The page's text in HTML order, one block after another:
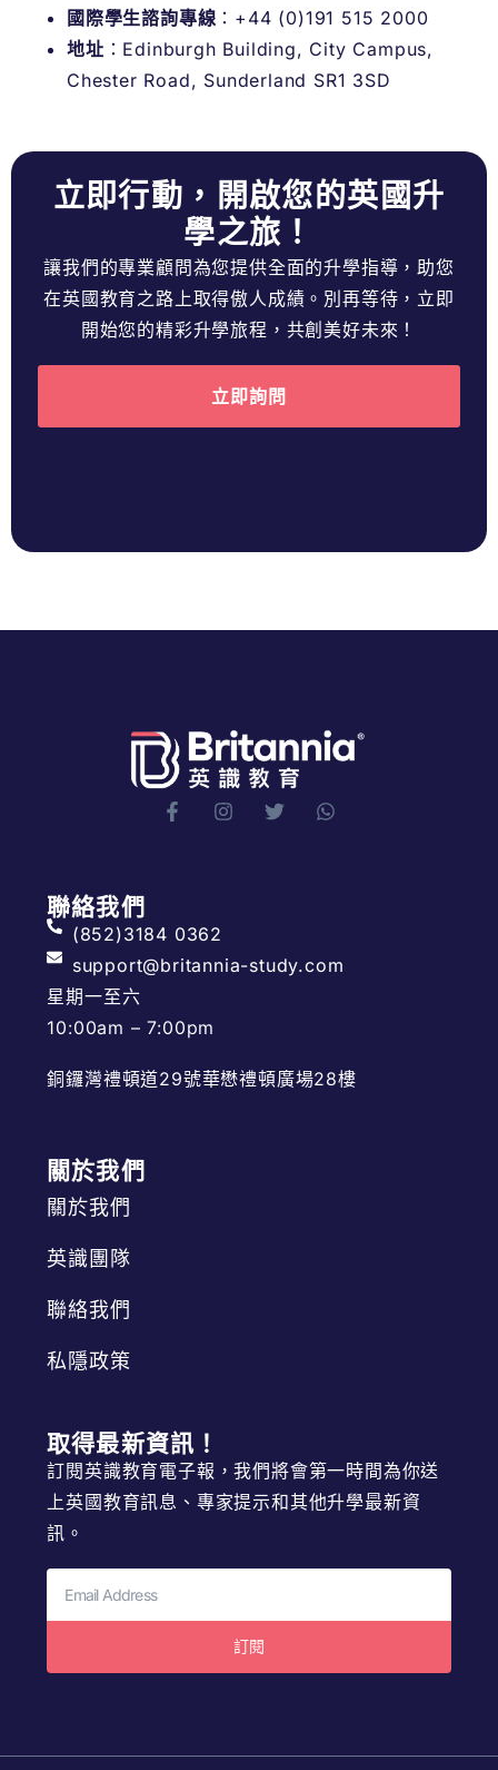
國際學生諮詢專線 ：+44 (0)191 515 2000
地址 ：Edinburgh Building, City Campus,
Chester Road, Sunderland SR1 3SD
立即行動，開啟您的英國升
學之旅！
讓我們的專業顧問為您提供全面的升學指導，助您
在英國教育之路上取得傲人成績。別再等待，立即
開始您的精彩升學旅程，共創美好未來！
立即詢問
聯絡我們
(852)3184 0362
support@britannia-study.com
星期一至六
10:00am – 7:00pm
銅鑼灣禮頓道29號華懋禮頓廣場28樓
關於我們
關於我們
英識團隊
聯絡我們
私隱政策
取得最新資訊！
訂閱英識教育電子報，我們將會第一時間為你送
上英國教育訊息、專家提示和其他升學最新資
訊。
訂閱